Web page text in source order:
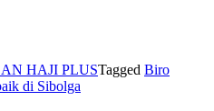
HAJI PLUSTagged Biro
di Sibolga